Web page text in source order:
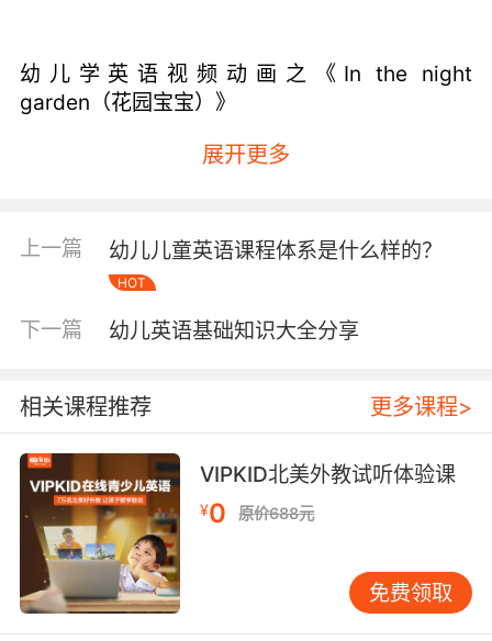
幼儿学英语视频动画之《In the night
garden（花园宝宝）》
该动画比较适合1~3岁的宝宝观看，可以说这是
但是非常符合小宝宝的心理特点，尤其适合幼儿
观看学习。
该动画的色彩是比较艳丽的，是一部启蒙认知类
趣。可以让幼儿学会一些日常的词汇、对话用语
等等。市场上还有很多小鼠波波的绘本，那么家
长也可以让孩子配合着学习，对于他们英语水平
的提升是非常有帮助的。
展开更多
上一篇 幼儿儿童英语课程体系是什么样的？
HOT
下一篇 幼儿英语基础知识大全分享
相关课程推荐 更多课程>
VIPKID北美外教试听体验课
¥0 原价688元
免费领取